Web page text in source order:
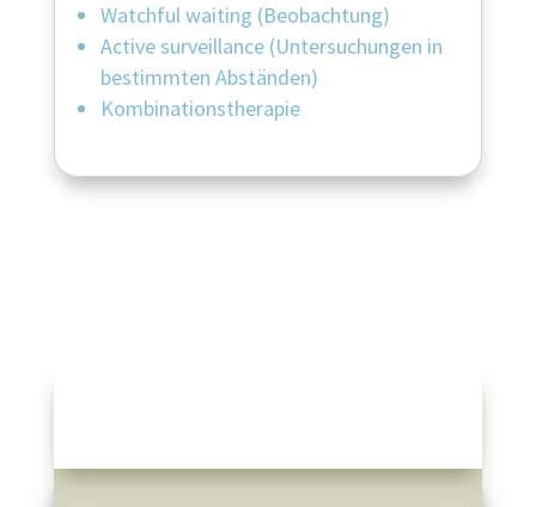
Watchful waiting (Beobachtung)
Active surveillance (Untersuchungen in
bestimmten Abständen)
Kombinationstherapie